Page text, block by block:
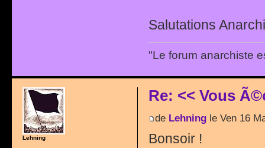
Salutations
"Le forum anarchiste
Re: << Vous
de Lehningle Ven 16
Bonsoir !
Lehning